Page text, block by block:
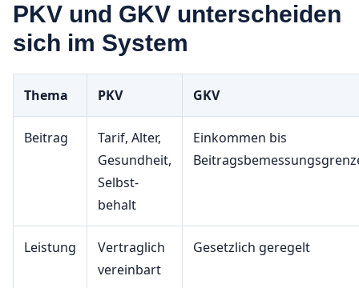
PKV und GKV unterscheiden
sich im System
Thema PKV GKV
Beitrag
Tarif, Alter,
Gesundheit,
Selbst­
behalt
Einkommen bis
Leistung
Vertraglich
vereinbart
Gesetzlich geregelt